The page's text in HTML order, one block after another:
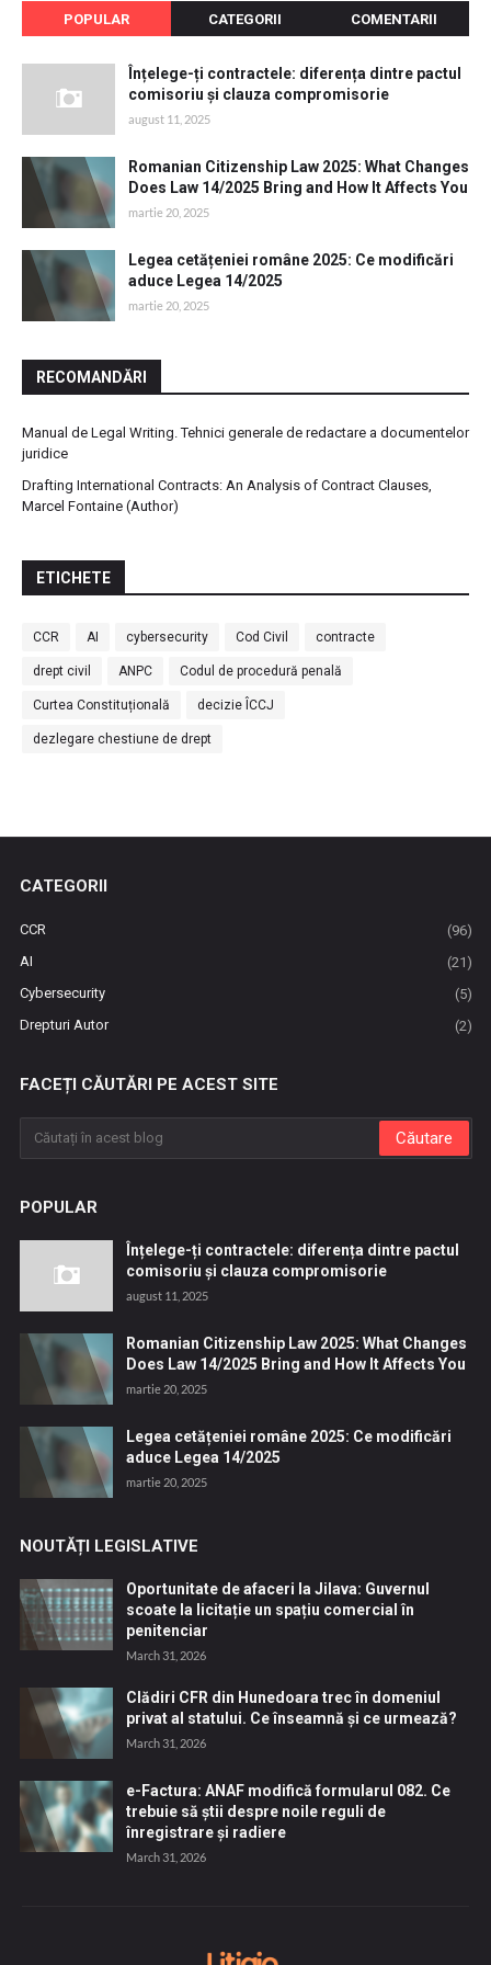
POPULAR CATEGORII COMENTARII
Înțelege-ți contractele: diferența dintre pactul
comisoriu și clauza compromisorie
august 11, 2025
Romanian Citizenship Law 2025: What Changes
Does Law 14/2025 Bring and How It Affects You
martie 20, 2025
Legea cetățeniei române 2025: Ce modificări
aduce Legea 14/2025
martie 20, 2025
RECOMANDĂRI
Manual de Legal Writing. Tehnici generale de redactare a documentelor
juridice
Drafting International Contracts: An Analysis of Contract Clauses,
Marcel Fontaine (Author)
ETICHETE
CCR AI cybersecurity Cod Civil contracte
drept civil ANPC Codul de procedură penală
Curtea Constituțională decizie ÎCCJ
dezlegare chestiune de drept
CATEGORII
CCR
(96)
AI
(21)
Cybersecurity
(5)
Drepturi Autor
(2)
FACEȚI CĂUTĂRI PE ACEST SITE
POPULAR
Înțelege-ți contractele: diferența dintre pactul
comisoriu și clauza compromisorie
august 11, 2025
Romanian Citizenship Law 2025: What Changes
Does Law 14/2025 Bring and How It Affects You
martie 20, 2025
Legea cetățeniei române 2025: Ce modificări
aduce Legea 14/2025
martie 20, 2025
NOUTĂȚI LEGISLATIVE
Oportunitate de afaceri la Jilava: Guvernul
scoate la licitație un spațiu comercial în
penitenciar
March 31, 2026
Clădiri CFR din Hunedoara trec în domeniul
privat al statului. Ce înseamnă și ce urmează?
March 31, 2026
e-Factura: ANAF modifică formularul 082. Ce
trebuie să știi despre noile reguli de
înregistrare și radiere
March 31, 2026